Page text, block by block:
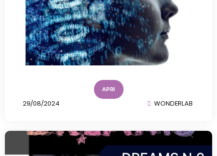
APRI
29/08/2024 WONDERLAB